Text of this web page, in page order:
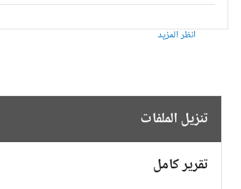
انظر المزيد
تنزيل الملفات
تقرير كامل